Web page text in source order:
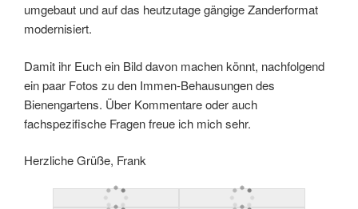
umgebaut und auf das heutzutage gängige Zanderformat
modernisiert.
Damit ihr Euch ein Bild davon machen könnt, nachfolgend
ein paar Fotos zu den Immen-Behausungen des
Bienengartens. Über Kommentare oder auch
fachspezifische Fragen freue ich mich sehr.
Herzliche Grüße, Frank